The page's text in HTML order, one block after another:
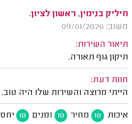
חיליק בנימין, ראשון לציון.
משוב: 09/01/2026
תיאור השירות:
תיקון גוף תאורה.
חוות דעת:
הייתי מרוצה והשירות שלו היה טוב.
איכות 10 מחיר 10 זמנים 10 יחס